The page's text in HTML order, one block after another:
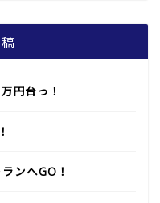
円台っ！
ンへGO！